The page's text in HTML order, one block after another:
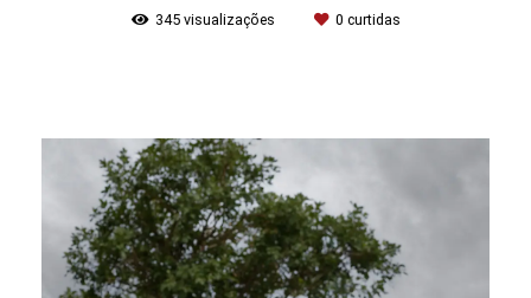
345visualizações 0 curtidas